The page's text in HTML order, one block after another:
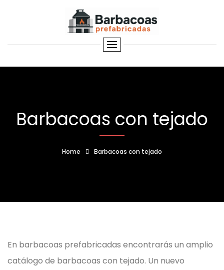
Barbacoas con tejado
Home Barbacoas con tejado
En barbacoas prefabricadas encontrarás un amplio
catálogo de barbacoas con tejado. Un nuevo